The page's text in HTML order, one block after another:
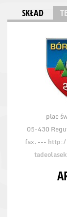
SKŁAD
plac
05-430
fax. ---